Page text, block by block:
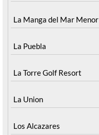
La Manga del Mar Menor
La Puebla
La Torre Golf Resort
La Union
Los Alcazares